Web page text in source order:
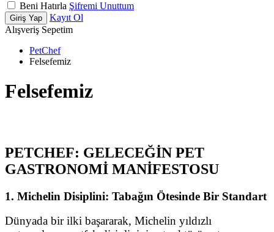
Beni Hatırla Şifremi Unuttum
Giriş Yap
Kayıt Ol
Alışveriş Sepetim
PetChef
Felsefemiz
Felsefemiz
PETCHEF: GELECEĞİN PET
GASTRONOMİ MANİFESTOSU
1. Michelin Disiplini: Tabağın Ötesinde Bir Standart
Dünyada bir ilki başararak, Michelin yıldızlı